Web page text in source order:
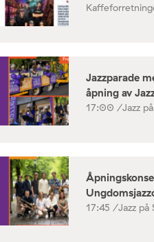
Jazzparade
åpning av
17:00 /Jazz
17:45 /Jazz på